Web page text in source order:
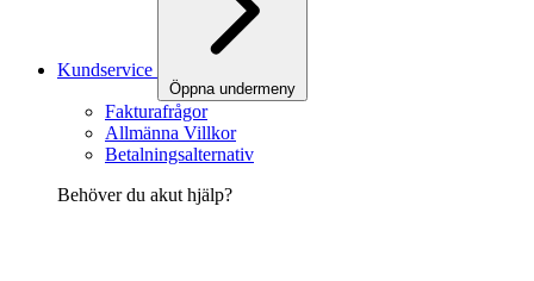
Kundservice
Öppna undermeny
Fakturafrågor
Allmänna Villkor
Betalningsalternativ
Behöver du akut hjälp?